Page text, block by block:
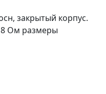
закрытый корпус.
8 Ом размеры